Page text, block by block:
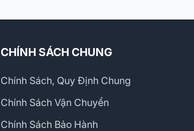
CHÍNH SÁCH CHUNG
Chính Sách, Quy Định Chung
Chính Sách Vận Chuyển
Chính Sách Bảo Hành